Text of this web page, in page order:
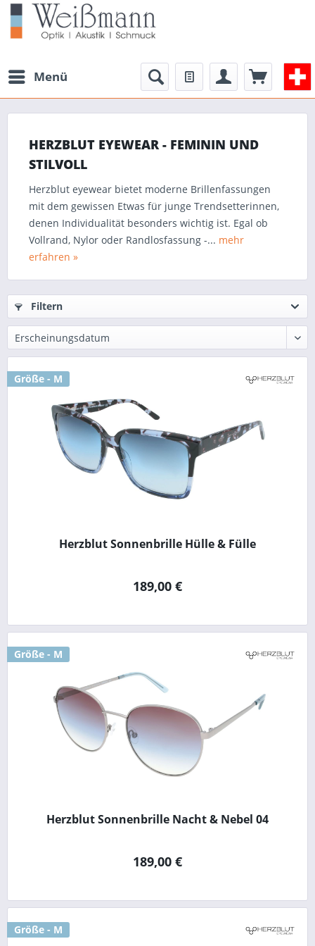
Menü
HERZBLUT EYEWEAR - FEMININ UND
STILVOLL
Herzblut eyewear bietet moderne Brillenfassungen
mit dem gewissen Etwas für junge Trendsetterinnen,
denen Individualität besonders wichtig ist. Egal ob
Vollrand, Nylor oder Randlosfassung -... mehr
erfahren »
Filtern
Größe - M
Herzblut Sonnenbrille Hülle & Fülle
189,00 €
Größe - M
Herzblut Sonnenbrille Nacht & Nebel 04
189,00 €
Größe - M